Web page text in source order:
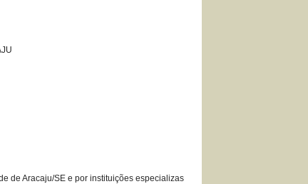
de Aracaju/SE e por instituições especializas